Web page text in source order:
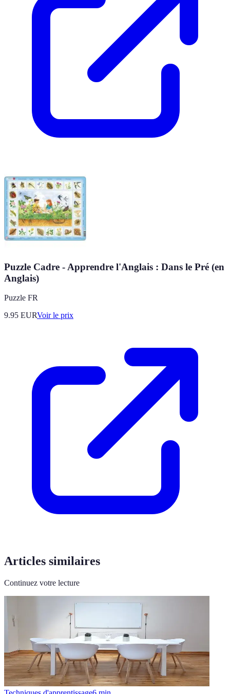
Puzzle Cadre - Apprendre l'Anglais : Dans le Pré (en
Anglais)
Puzzle FR
9.95 EURVoir le prix
Articles similaires
Continuez votre lecture